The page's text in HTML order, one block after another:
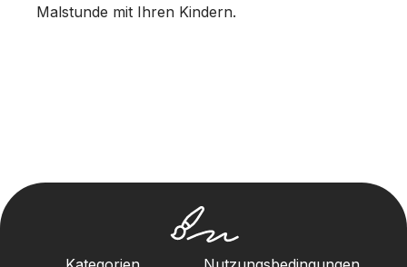
Malstunde mit Ihren Kindern.